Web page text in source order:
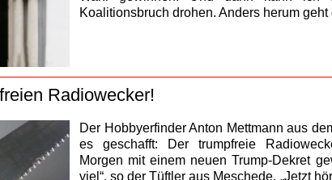
Koalitionsbruch drohen. Anders herum geht
Radiowecker!
Der Hobbyerfinder Anton Mettmann aus
es geschafft: Der trumpfreie
Morgen mit einem neuen Trump-Dekret
viel“, so der Tüftler aus Meschede. „Jetzt